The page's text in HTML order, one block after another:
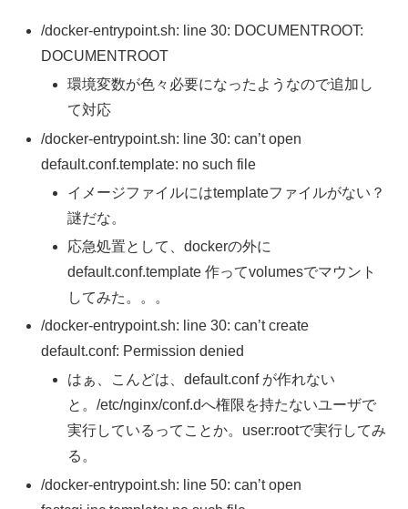
/docker-entrypoint.sh: line 30: DOCUMENTROOT:
DOCUMENTROOT
環境変数が色々必要になったようなので追加し
て対応
/docker-entrypoint.sh: line 30: can’t open
default.conf.template: no such file
イメージファイルにはtemplateファイルがない？
謎だな。
応急処置として、dockerの外に
default.conf.template 作ってvolumesでマウント
してみた。。。
/docker-entrypoint.sh: line 30: can’t create
default.conf: Permission denied
はぁ、こんどは、default.conf が作れない
と。/etc/nginx/conf.dへ権限を持たないユーザで
実行しているってことか。user:rootで実行してみ
る。
/docker-entrypoint.sh: line 50: can’t open